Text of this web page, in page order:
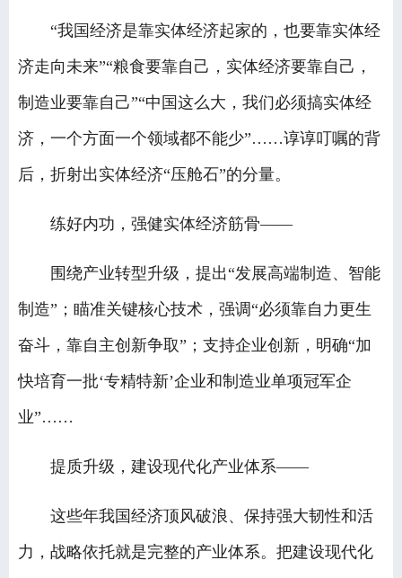
“我国经济是靠实体经济起家的，也要靠实体经
济走向未来”“粮食要靠自己，实体经济要靠自己，
制造业要靠自己”“中国这么大，我们必须搞实体经
济，一个方面一个领域都不能少”……谆谆叮嘱的背
后，折射出实体经济“压舱石”的分量。
练好内功，强健实体经济筋骨——
围绕产业转型升级，提出“发展高端制造、智能
制造”；瞄准关键核心技术，强调“必须靠自力更生
奋斗，靠自主创新争取”；支持企业创新，明确“加
快培育一批‘专精特新’企业和制造业单项冠军企
业”……
提质升级，建设现代化产业体系——
这些年我国经济顶风破浪、保持强大韧性和活
力，战略依托就是完整的产业体系。把建设现代化